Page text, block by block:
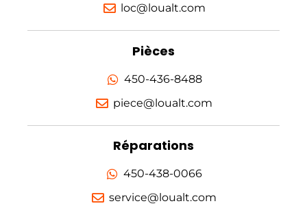
loc@loualt.com
Pièces
450-436-8488
piece@loualt.com
Réparations
450-438-0066
service@loualt.com